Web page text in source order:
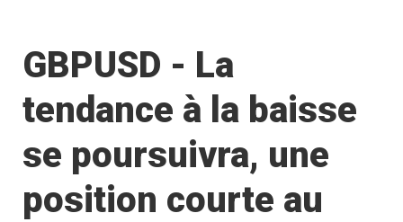
GBPUSD - La
tendance à la baisse
se poursuivra, une
position courte au